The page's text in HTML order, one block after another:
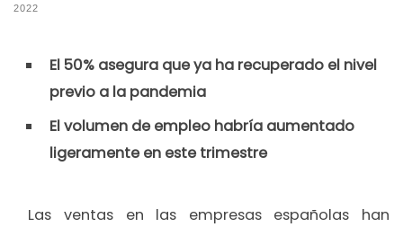
2022
El 50% asegura que ya ha recuperado el nivel
previo a la pandemia
El volumen de empleo habría aumentado
ligeramente en este trimestre
Las ventas en las empresas españolas han